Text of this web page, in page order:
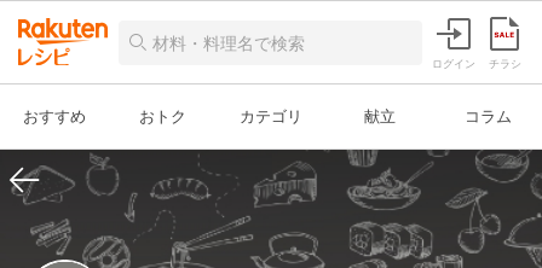
ログイン チラシ
おすすめ おトク カテゴリ 献立 コラム